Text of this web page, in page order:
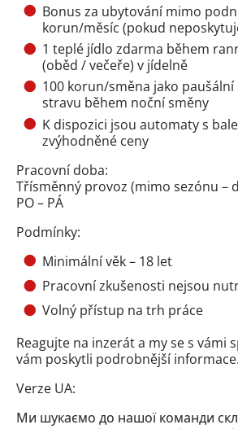
Bonus za ubytování mimo
korun/měsíc (pokud
1 teplé jídlo zdarma během
(oběd / večeře) v jídelně
100 korun/směna jako paušální
stravu během noční směny
K dispozici jsou automaty s
zvýhodněné ceny
Pracovní doba:
Třísměnný provoz (mimo sezónu –
PO – PÁ
Podmínky:
Minimální věk – 18 let
Pracovní zkušenosti nejsou
Volný přístup na trh práce
Reagujte na inzerát a my se s vámi
vám poskytli podrobnější informace.
Verze UA:
Ми шукаємо до нашої команди